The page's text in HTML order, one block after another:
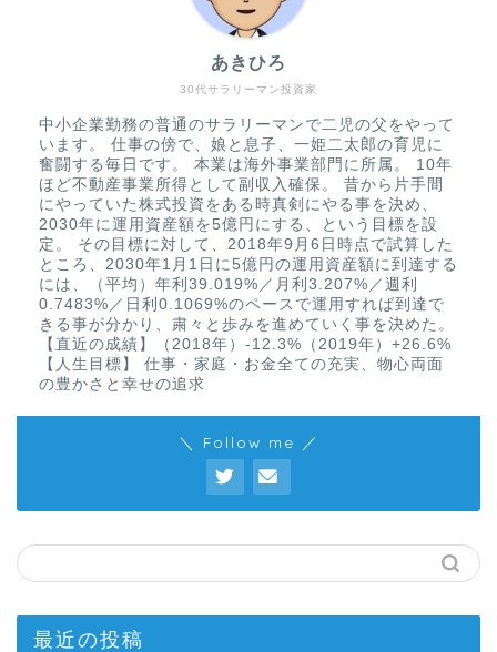
30代サラリーマン投資家
あきひろ
中小企業勤務の普通のサラリーマンで二児の父をやって
います。 仕事の傍で、娘と息子、一姫二太郎の育児に
奮闘する毎日です。 本業は海外事業部門に所属。 10年
ほど不動産事業所得として副収入確保。 昔から片手間
にやっていた株式投資をある時真剣にやる事を決め、
2030年に運用資産額を5億円にする、という目標を設
定。 その目標に対して、2018年9月6日時点で試算した
ところ、2030年1月1日に5億円の運用資産額に到達する
には、（平均）年利39.019%／月利3.207%／週利
0.7483%／日利0.1069%のペースで運用すれば到達で
きる事が分かり、粛々と歩みを進めていく事を決めた。
【直近の成績】（2018年）-12.3%（2019年）+26.6%
【人生目標】 仕事・家庭・お金全ての充実、物心両面
の豊かさと幸せの追求
＼ Follow me ／
最近の投稿